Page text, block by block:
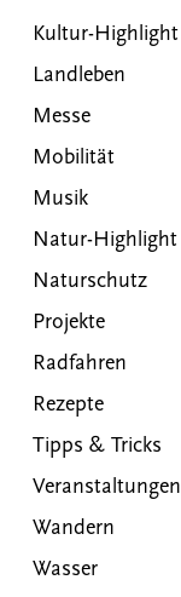
Kultur-Highlight
Landleben
Messe
Mobilität
Musik
Natur-Highlight
Naturschutz
Projekte
Radfahren
Rezepte
Tipps & Tricks
Veranstaltungen
Wandern
Wasser